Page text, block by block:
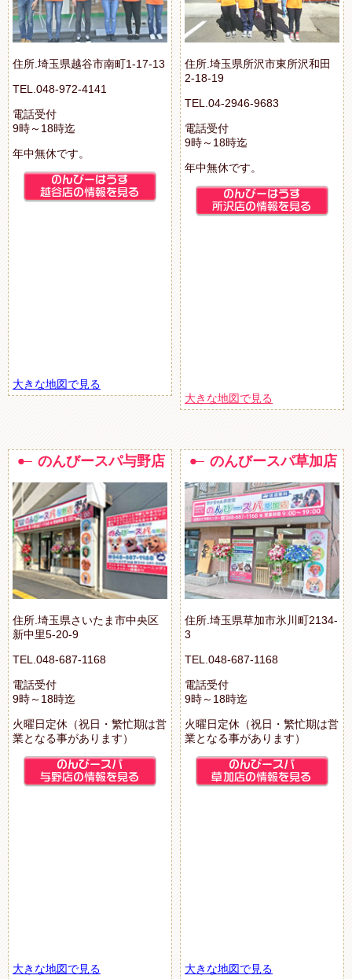
住所.埼玉県越谷市南町1-17-13
TEL.048-972-4141
電話受付
9時～18時迄
年中無休です。
大きな地図で見る
住所.埼玉県所沢市東所沢和田
2-18-19
TEL.04-2946-9683
電話受付
9時～18時迄
年中無休です。
大きな地図で見る
のんびースパ与野店
住所.埼玉県さいたま市中央区
新中里5-20-9
TEL.048-687-1168
電話受付
9時～18時迄
火曜日定休（祝日・繁忙期は営
業となる事があります）
大きな地図で見る
のんびースパ草加店
住所.埼玉県草加市氷川町2134-
3
TEL.048-687-1168
電話受付
9時～18時迄
火曜日定休（祝日・繁忙期は営
業となる事があります）
大きな地図で見る